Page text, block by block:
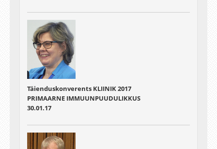
Täienduskonverents KLIINIK 2017
PRIMAARNE IMMUUNPUUDULIKKUS
30.01.17